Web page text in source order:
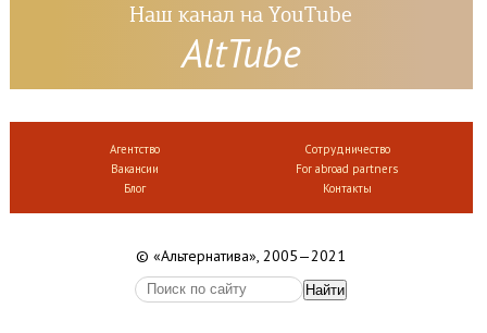
Наш канал на YouTube
AltTube
Агентство
Сотрудничество
Вакансии
For abroad partners
Блог
Контакты
© «Альтернатива», 2005—2021